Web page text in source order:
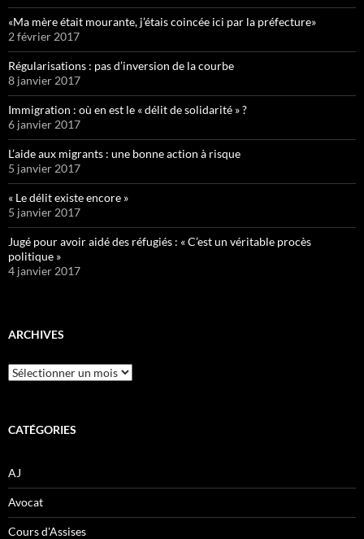
«Ma mère était mourante, j’étais coincée ici par la préfecture»
2 février 2017
Régularisations : pas d’inversion de la courbe
8 janvier 2017
Immigration : où en est le « délit de solidarité » ?
6 janvier 2017
L’aide aux migrants : une bonne action à risque
5 janvier 2017
« Le délit existe encore »
5 janvier 2017
Jugé pour avoir aidé des réfugiés : « C’est un véritable procès
politique »
4 janvier 2017
ARCHIVES
Archives
CATÉGORIES
AJ
Avocat
Cours d'Assises